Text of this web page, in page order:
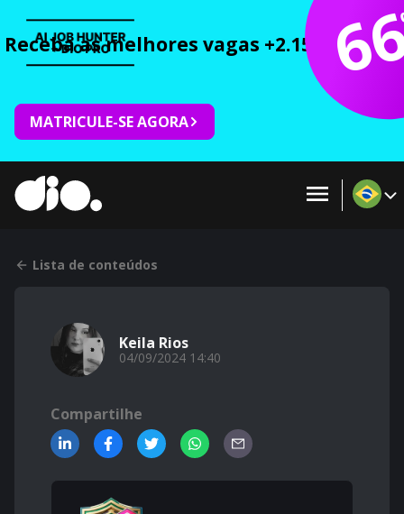
Receba as melhores vagas +2.150 cursos
MATRICULE-SE AGORA
Lista de conteúdos
Keila Rios
04/09/2024 14:40
Compartilhe